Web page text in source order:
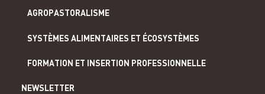
AGROPASTORALISME
SYSTÈMES ALIMENTAIRES ET ÉCOSYSTÈMES
FORMATION ET INSERTION PROFESSIONNELLE
NEWSLETTER